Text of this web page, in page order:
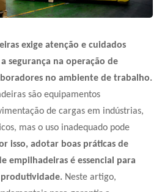
exige atenção e cuidados
segurança na operação de
no ambiente de trabalho.
são equipamentos
de cargas em indústrias,
mas o uso inadequado pode
isso, adotar boas práticas de
empilhadeiras é essencial para
Neste artigo,